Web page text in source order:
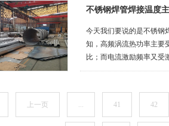
不锈钢焊管焊接温度
今天我们要说的是不锈钢
知，高频涡流热功率主要
比；而电流激励频率又受
上一页 ... 41 42